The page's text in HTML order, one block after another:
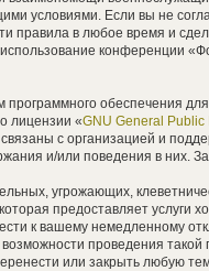
условиями. Если вы не
правила в любое время и
использование конференции
обеспечения
лицензии «GNU General Public
с организацией и
и/или поведения в
угрожающих,
предоставляет
к вашему немедленному
проведения
или закрыть любую